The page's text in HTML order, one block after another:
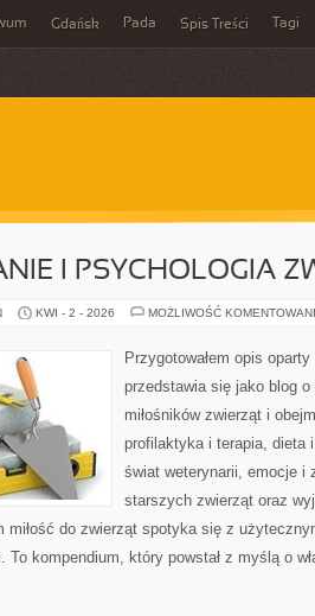
Gdańsk Pada Spis Treści Tagi
I PSYCHOLOGIA
KWI - 2 - 2026 MOŻLIWOŚĆ
Przygotowałem opis
przedstawia się jako blog
miłośników zwierząt i
profilaktyka i terapia, dieta
świat weterynarii, emocje i
starszych zwierząt oraz
miłość do zwierząt spotyka się z
To kompendium, który powstał z myślą o